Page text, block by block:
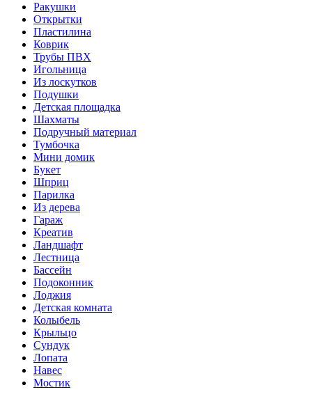
Ракушки
Открытки
Пластилина
Коврик
Трубы ПВХ
Игольница
Из лоскутков
Подушки
Детская площадка
Шахматы
Подручный материал
Тумбочка
Мини домик
Букет
Шприц
Парилка
Из дерева
Гараж
Креатив
Ландшафт
Лестница
Бассейн
Подоконник
Лоджия
Детская комната
Колыбель
Крыльцо
Сундук
Лопата
Навес
Мостик